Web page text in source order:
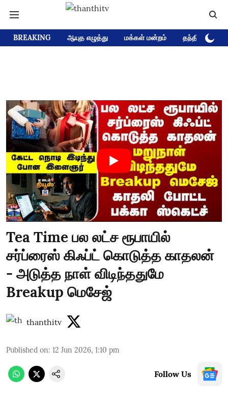
BREAKING ஆயுத எழுத்து மக்கள் மன்றம் தந்தி டிவி
Tea Time பல லட்ச ரூபாயில்
சர்ப்ரைஸ் கிஃப்ட் கொடுத்த காதலன்
- அடுத்த நாள் விடிந்ததுமே
Breakup மெசேஜ்
thanthitv
Published on: 12 Jun 2026, 1:10 pm
Follow Us